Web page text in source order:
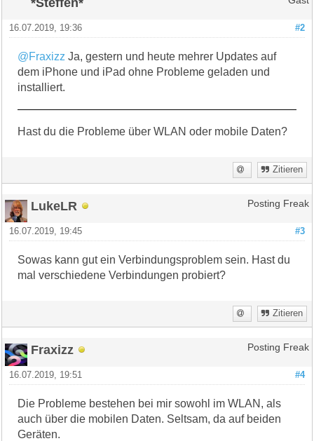
#2
16.07.2019, 19:36
@Fraxizz Ja, gestern und heute mehrer Updates auf
dem iPhone und iPad ohne Probleme geladen und
installiert.
Hast du die Probleme über WLAN oder mobile Daten?
Zitieren
LukeLR Posting Freak
#3
16.07.2019, 19:45
Sowas kann gut ein Verbindungsproblem sein. Hast du
mal verschiedene Verbindungen probiert?
Zitieren
Fraxizz Posting Freak
#4
16.07.2019, 19:51
Die Probleme bestehen bei mir sowohl im WLAN, als
auch über die mobilen Daten. Seltsam, da auf beiden
Geräten.